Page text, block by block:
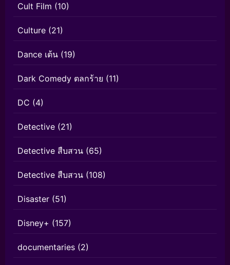
Cult Film (10)
Culture (21)
Dance เต้น (19)
Dark Comedy ตลกร้าย (11)
DC (4)
Detective (21)
Detective สืบสวน (65)
Detective สืบสวน (108)
Disaster (51)
Disney+ (157)
documentaries (2)